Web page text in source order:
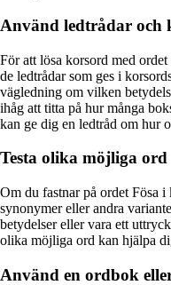
Använd ledtrådar och
För att lösa korsord med
de ledtrådar som ges i
vägledning om vilken
ihåg att titta på hur många
kan ge dig en ledtråd om hur
Testa olika möjliga ord
Om du fastnar på ordet Fösa
synonymer eller andra
betydelser eller vara ett
olika möjliga ord kan hjälpa
Använd en ordbok